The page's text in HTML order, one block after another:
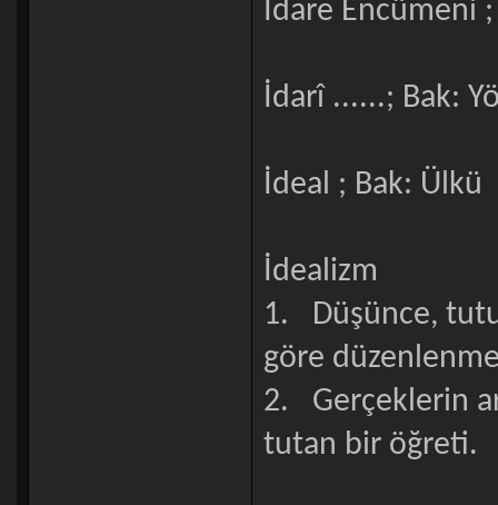
İdare Encümeni
İdarî ......; Bak:
İdeal ; Bak: Ülkü
İdealizm
1. Düşünce,
göre
2. Gerçeklerin
tutan bir öğreti.